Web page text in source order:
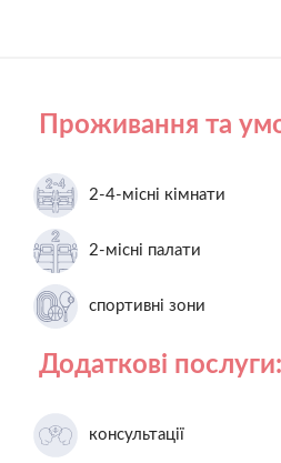
Проживання та
2-4-місні кімнати
2-місні палати
спортивні зони
Додаткові послуги:
консультації